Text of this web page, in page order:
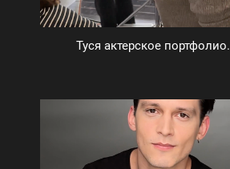
Туся актерское портфолио.